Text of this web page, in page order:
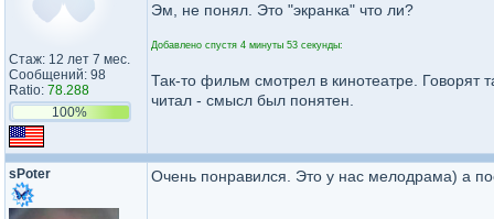
Стаж: 12 лет 7 мес.
Сообщений: 98
Ratio: 78.288
100%
Эм, не понял. Это "экранка" что ли?
Добавлено спустя 4 минуты 53 секунды:
Так-то фильм смотрел в кинотеатре. Говорят
читал - смысл был понятен.
sPoter Очень понравился. Это у нас мелодрама) а